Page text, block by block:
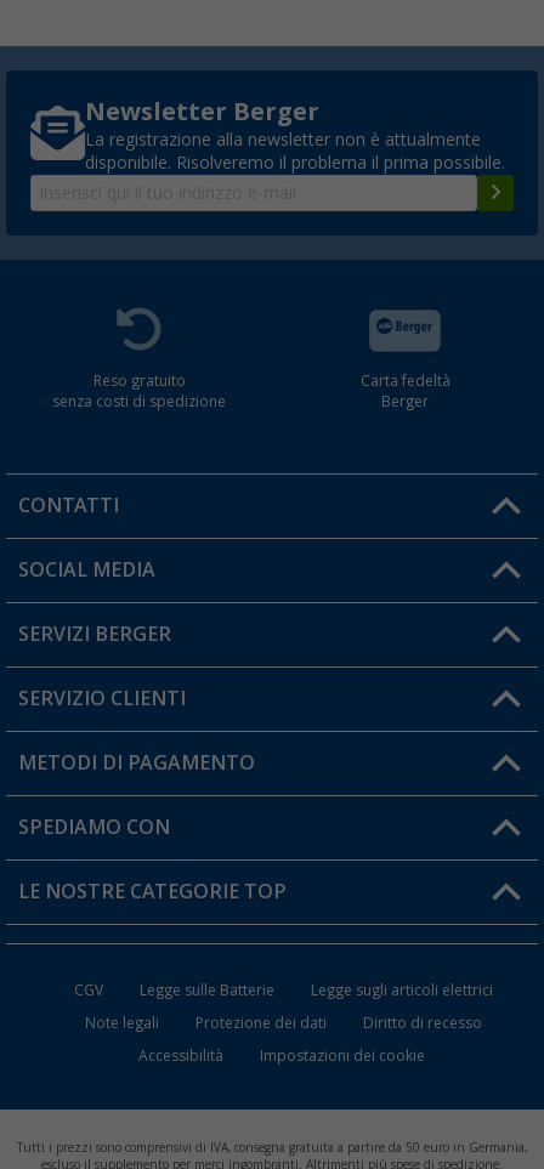
Newsletter Berger
La registrazione alla newsletter non è attualmente
disponibile. Risolveremo il problema il prima possibile.
Reso gratuito
senza costi di spedizione
Carta fedeltà
Berger
CONTATTI
Orari di apertura del servizio:
Hai una domanda?
SOCIAL MEDIA
SERVIZI BERGER
Diventare rivenditori
Il mio Account
Carta fedeltà Berger
SERVIZIO CLIENTI
Informazioni sulla spedizione
Resi
FAQ e Contatti
METODI DI PAGAMENTO
SPEDIAMO CON
LE NOSTRE CATEGORIE TOP
Mobili per il Campeggio
Frigo Portatili
CGV Legge sulle Batterie
Legge sugli articoli elettrici
Note legali
Protezione dei dati
Diritto di recesso
Accessibilità
Impostazioni dei cookie
Tutti i prezzi sono comprensivi di IVA, consegna gratuita a partire da 50 euro in Germania,
escluso il supplemento per merci ingombranti. Altrimenti più spese di spedizione.